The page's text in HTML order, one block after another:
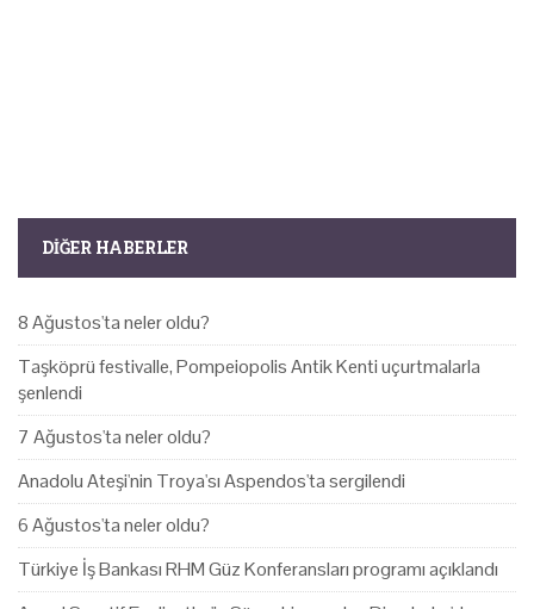
DIĞER HABERLER
8 Ağustos'ta neler oldu?
Taşköprü festivalle, Pompeiopolis Antik Kenti uçurtmalarla
şenlendi
7 Ağustos'ta neler oldu?
Anadolu Ateşi'nin Troya'sı Aspendos'ta sergilendi
6 Ağustos'ta neler oldu?
Türkiye İş Bankası RHM Güz Konferansları programı açıklandı